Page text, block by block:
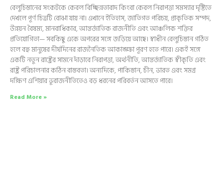
বেলুচিস্তানের সংকটকে কেবল বিচ্ছিন্নতাবাদ কিংবা কেবল নিরাপত্তা সমস্যার দৃষ্টিতে
দেখলে পূর্ণ চিত্রটি বোঝা যায় না। এখানে ইতিহাস, জাতিগত পরিচয়, প্রাকৃতিক সম্পদ,
উন্নয়ন বৈষম্য, মানবাধিকার, আন্তর্জাতিক রাজনীতি এবং আঞ্চলিক শক্তির
প্রতিযোগিতা— সবকিছু একে অপরের সঙ্গে জড়িয়ে আছে। স্বাধীন বেলুচিস্তান গঠিত
হলে বহু মানুষের দীর্ঘদিনের রাজনৈতিক আকাঙ্ক্ষা পূরণ হতে পারে। একই সঙ্গে
একটি নতুন রাষ্ট্রের সামনে দাঁড়াবে নিরাপত্তা, অর্থনীতি, আন্তর্জাতিক স্বীকৃতি এবং
রাষ্ট্র পরিচালনার কঠিন বাস্তবতা। অন্যদিকে, পাকিস্তান, চীন, ভারত এবং সমগ্র
দক্ষিণ এশিয়ার ভূরাজনীতিতেও বড় ধরনের পরিবর্তন আসতে পারে।
Read More »